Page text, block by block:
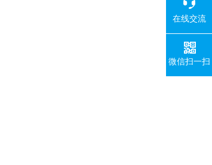
在线交流
微信扫一扫